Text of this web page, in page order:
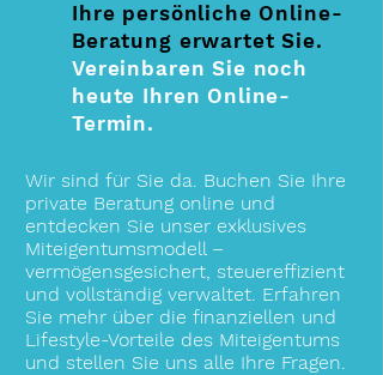
Ihre persönliche Online-
Beratung erwartet Sie.
Vereinbaren Sie noch
heute Ihren Online-
Termin.
Wir sind für Sie da. Buchen Sie Ihre
private Beratung online und
entdecken Sie unser exklusives
Miteigentumsmodell –
vermögensgesichert, steuereffizient
und vollständig verwaltet. Erfahren
Sie mehr über die finanziellen und
Lifestyle-Vorteile des Miteigentums
und stellen Sie uns alle Ihre Fragen.